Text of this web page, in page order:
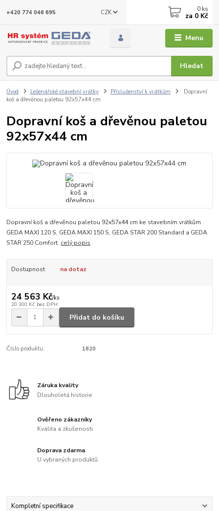
Menu
CZK
Hledat
+420 774 046 695 0 ks
za 0 Kč
Úvod Lešenářské stavební vrátky Příslušenství k vrátkům
Dopravní
koš a dřevěnou paletou 92x57x44 cm
Dopravní koš a dřevěnou paletou
92x57x44 cm
Dopravní koš a dřevěnou paletou 92x57x44 cm ke stavebním vrátkům
GEDA MAXI 120 S, GEDA MAXI 150 S, GEDA STAR 200 Standard a GEDA
STAR 250 Comfort. celý popis
Dostupnost na dotaz
24 563 Kč/ks
20 300 Kč bez DPH
Přidat do košíku
Číslo produktu: 1820
Záruka kvality
Dlouholetá historie
Ověřeno zákazníky
Kvalita a zkušenosti
Doprava zdarma
U vybraných produktů
Kompletní specifikace